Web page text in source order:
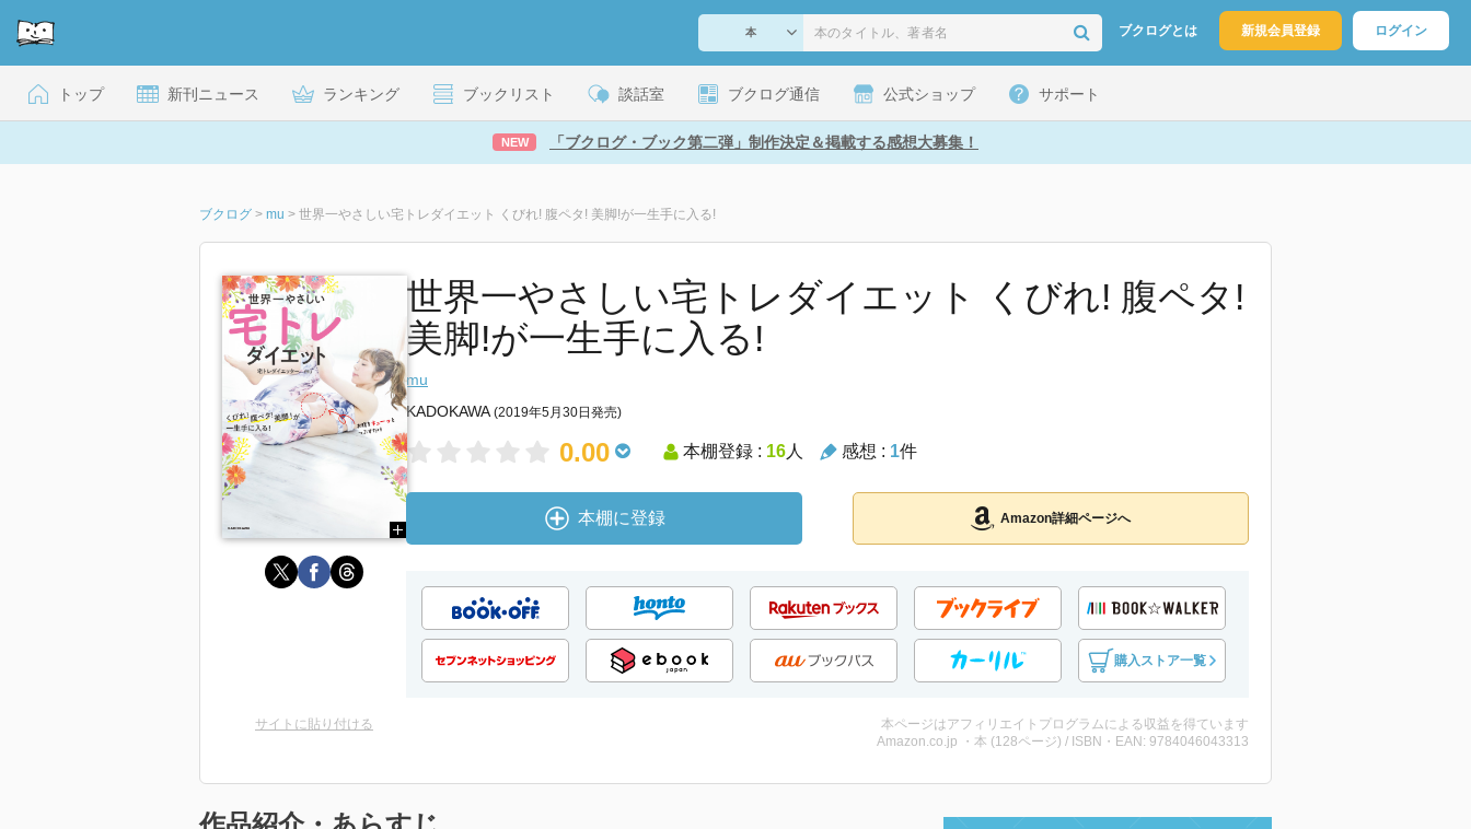
ブクログとは 新規会員登録 ログイン
トップ 新刊ニュース ランキング ブックリスト 談話室 ブクログ通信 公式ショップ サポート
NEW 「ブクログ・ブック第二弾」制作決定＆掲載する感想大募集！
ブクログ > mu > 世界一やさしい宅トレダイエット くびれ! 腹ペタ! 美脚!が一生手に入る!
世界一やさしい宅トレダイエット くびれ! 腹ペタ!
美脚!が一生手に入る!
mu
KADOKAWA(2019年5月30日発売)
0.00 本棚登録 : 16人 感想 : 1件
本棚に登録 Amazon詳細ページへ
購入ストア一覧
サイトに貼り付ける
本ページはアフィリエイトプログラムによる収益を得ています
Amazon.co.jp ・本 (128ページ) / ISBN・EAN: 9784046043313